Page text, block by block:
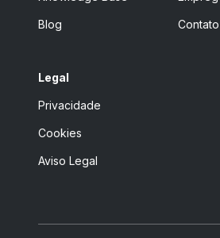
Blog Contato
Legal
Privacidade
Cookies
Aviso Legal